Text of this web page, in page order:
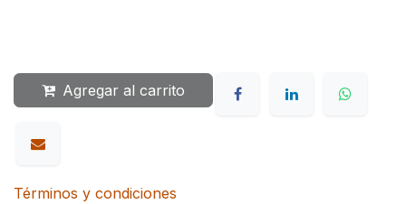
Agregar al carrito
Términos y condiciones